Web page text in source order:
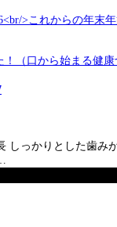
（口から始まる健康
しっかりとした歯み